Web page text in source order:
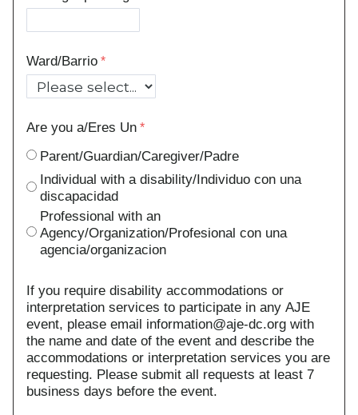
Ward/Barrio
Are you a/Eres Un
Parent/Guardian/Caregiver/Padre
Individual with a disability/Individuo con una
discapacidad
Professional with an
Agency/Organization/Profesional con una
agencia/organizacion
If you require disability accommodations or
interpretation services to participate in any AJE
event, please email information@aje-dc.org with
the name and date of the event and describe the
accommodations or interpretation services you are
requesting. Please submit all requests at least 7
business days before the event.